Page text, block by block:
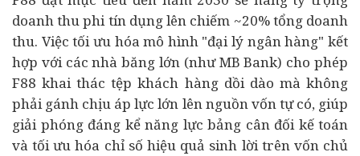
doanh thu phi tín dụng lên chiếm ~20% tổng doanh
thu. Việc tối ưu hóa mô hình "đại lý ngân hàng" kết
hợp với các nhà băng lớn (như MB Bank) cho phép
F88 khai thác tệp khách hàng dồi dào mà không
phải gánh chịu áp lực lớn lên nguồn vốn tự có, giúp
giải phóng đáng kể năng lực bảng cân đối kế toán
và tối ưu hóa chỉ số hiệu quả sinh lời trên vốn chủ